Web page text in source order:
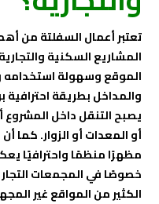
تعتبر أعمال السفلتة من
المشاريع السكنية
الموقع وسهولة استخدامه
والمداخل بطريقة
يصبح التنقل داخل المشروع
أو المعدات أو الزوار. كما
مظهرًا منظمًا واحترافيًا
خصوصًا في المجمعات
الكثير من المواقع غير